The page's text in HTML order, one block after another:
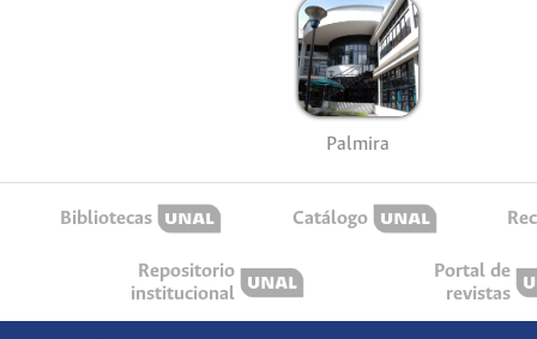
Palmira
Bibliotecas Catálogo
Repositorio
institucional
Portal de
revistas